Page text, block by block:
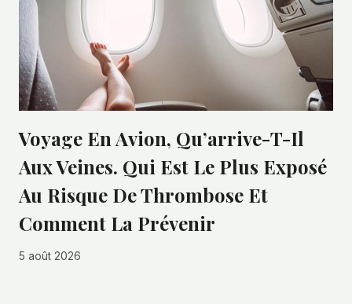
Voyage En Avion, Qu’arrive-T-Il
Aux Veines. Qui Est Le Plus Exposé
Au Risque De Thrombose Et
Comment La Prévenir
5 août 2026